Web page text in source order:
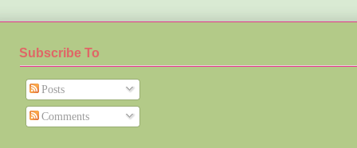
Subscribe To
Posts
Comments